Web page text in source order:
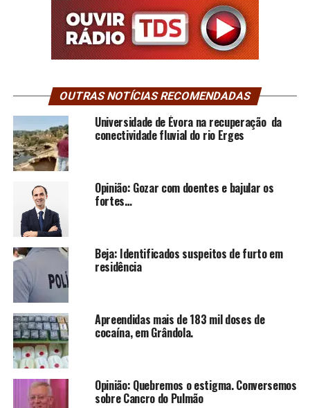
OUTRAS NOTÍCIAS RECOMENDADAS
Universidade de Évora na recuperação da
conectividade fluvial do rio Erges
Opinião: Gozar com doentes e bajular os
fortes…
Beja: Identificados suspeitos de furto em
residência
Apreendidas mais de 183 mil doses de
cocaína, em Grândola.
Opinião: Quebremos o estigma. Conversemos
sobre Cancro do Pulmão